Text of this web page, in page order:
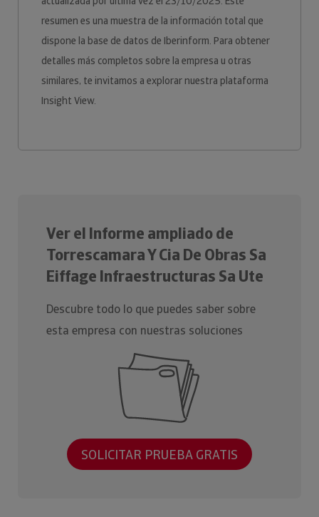
resumen es una muestra de la información total que
dispone la base de datos de Iberinform. Para obtener
detalles más completos sobre la empresa u otras
similares, te invitamos a explorar nuestra plataforma
Insight View.
Ver el Informe ampliado de
Torrescamara Y Cia De Obras Sa
Eiffage Infraestructuras Sa Ute
Descubre todo lo que puedes saber sobre
esta empresa con nuestras soluciones
SOLICITAR PRUEBA GRATIS